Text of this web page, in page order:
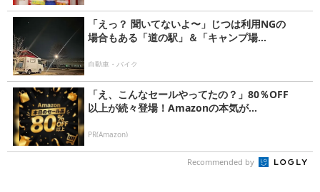
「えっ？ 聞いてないよ〜」じつは利用NGの
場合もある「道の駅」＆「キャンプ場...
自動車・バイク
「え、こんなセールやってたの？」80％OFF
以上が続々登場！Amazonの本気が...
PR(Amazon)
Recommended by